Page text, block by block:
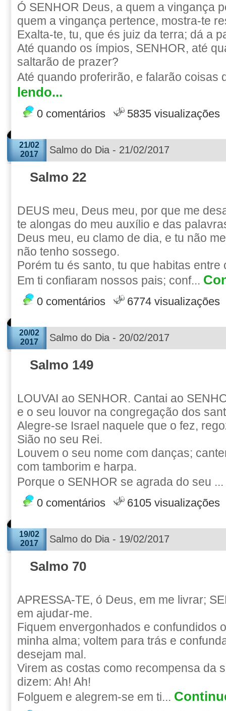
Ó SENHOR Deus, a quem a vingança
quem a vingança pertence, mostra-te
Exalta-te, tu, que és juiz da terra; dá a
Até quando os ímpios, SENHOR, até
saltarão de prazer?
Até quando proferirão, e falarão coisas
lendo...
0 comentários 5835 visualizações
21/02
2017
Salmo do Dia - 21/02/2017
Salmo 22
DEUS meu, Deus meu, por que me
te alongas do meu auxílio e das
Deus meu, eu clamo de dia, e tu não
não tenho sossego.
Porém tu és santo, tu que habitas
Em ti confiaram nossos pais; conf...
0 comentários 6774 visualizações
20/02
2017
Salmo do Dia - 20/02/2017
Salmo 149
LOUVAI ao SENHOR. Cantai ao
e o seu louvor na congregação dos
Alegre-se Israel naquele que o fez,
Sião no seu Rei.
Louvem o seu nome com danças;
com tamborim e harpa.
Porque o SENHOR se agrada do seu ...
0 comentários 6105 visualizações
19/02
2017
Salmo do Dia - 19/02/2017
Salmo 70
APRESSA-TE, ó Deus, em me livrar;
em ajudar-me.
Fiquem envergonhados e confundidos
minha alma; voltem para trás e
desejam mal.
Virem as costas como recompensa da
dizem: Ah! Ah!
Folguem e alegrem-se em ti...